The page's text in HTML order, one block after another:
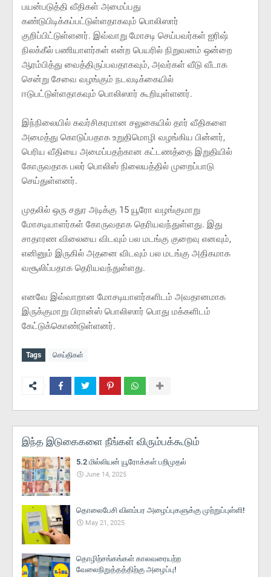
பயன்படுத்தி வீதிகள் அமைப்பது
கண்டுபிடிக்கப்பட்டுள்ளதாகவும் பொலிஸார்
குறிப்பிட்டுள்ளனர். இவ்வாறு மோசடி செய்பவர்கள் ஐரிஷ்
நிலக்கீல் பணியாளர்கள் என்ற பெயரில் நிறுவனம் ஒன்றை
ஆரம்பித்து வைத்திருப்பவதாகவும், அவர்கள் வீடு வீடாக
சென்று சேவை வழங்கும் நடவடிக்கையில்
ஈடுபட்டுள்ளதாகவும் பொலிஸார் கூறியுள்ளனர்.
இந்நிலையில் கவர்சிகரமான சலுகையில் தார் வீதிகளை
அமைத்து கொடுப்பதாக உறுதிமொழி வழங்கிய பின்னர்,
பெரிய வீதியை அமைப்பதற்கான கட்டணத்தை இறுதியில்
கோருவதாக பலர் பொலிஸ் நிலையத்தில் முறைப்பாடு
செய்துள்ளனர்.
முதலில் ஒரு சதுர அடிக்கு 15 யூரோ வழங்குமாறு
மோசடியாளர்கள் கோருவதாக தெரியவந்துள்ளது. இது
சாதாரண விலையை விடவும் பல மடங்கு குறைவு எனவும்,
எனினும் இருகில் அதனை விடவும் பல மடங்கு அதிகமாக
வசூலிப்பதாக தெரியவந்துள்ளது.
எனவே இவ்வாறான மோசடியாளர்களிடம் அவதானமாக
இருக்குமாறு பிரான்ஸ் பொலிஸார் பொது மக்களிடம்
கேட்டுக்கொண்டுள்ளனர்.
Tags செய்திகள்
இந்த இடுகைகளை நீங்கள் விரும்பக்கூடும்
5.2 மில்லியன் யூரோக்கள் பறிமுதல்
June 14, 2025
தொலைபேசி விளம்பர அழைப்புகளுக்கு முற்றுப்புள்ளி!
May 21, 2025
தொழிற்சங்கங்கள் காலவரையற்ற
வேலைநிறுத்தத்திற்கு அழைப்பு!